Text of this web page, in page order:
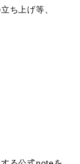
ち上げ等、